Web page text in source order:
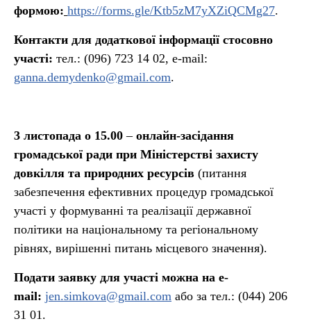
формою: https://forms.gle/Ktb5zM7yXZiQCMg27.
Контакти для додаткової інформації стосовно
участі: тел.: (096) 723 14 02, e-mail:
ganna.demydenko@gmail.com.
3 листопада о 15.00 – онлайн-засідання
громадської ради при Міністерстві захисту
довкілля та природних ресурсів (питання
забезпечення ефективних процедур громадської
участі у формуванні та реалізації державної
політики на національному та регіональному
рівнях, вирішенні питань місцевого значення).
Подати заявку для участі можна на e-
mail: jen.simkova@gmail.com або за тел.: (044) 206
31 01.